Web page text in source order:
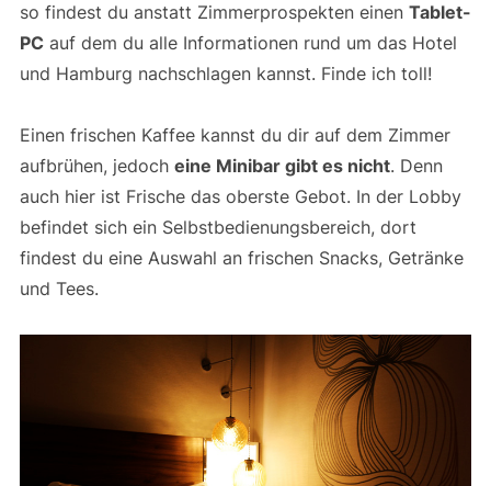
so findest du anstatt Zimmerprospekten einen Tablet-
PCauf dem du alle Informationen rund um das Hotel
und Hamburg nachschlagen kannst. Finde ich toll!
Einen frischen Kaffee kannst du dir auf dem Zimmer
aufbrühen, jedoch eine Minibar gibt es nicht. Denn
auch hier ist Frische das oberste Gebot. In der Lobby
befindet sich ein Selbstbedienungsbereich, dort
findest du eine Auswahl an frischen Snacks, Getränke
und Tees.